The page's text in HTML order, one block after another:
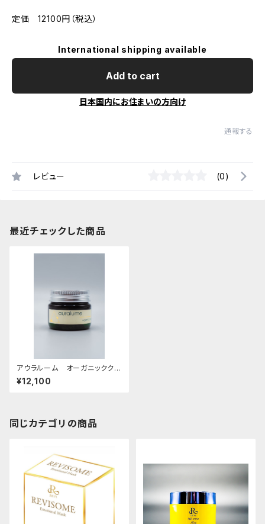
定価 12100円（税込）
International shipping available
Add to cart
日本国内にお住まいの方向け
通報する
レビュー (0)
最近チェックした商品
アウラルーム オーガニッククリ
ーム
¥12,100
同じカテゴリの商品